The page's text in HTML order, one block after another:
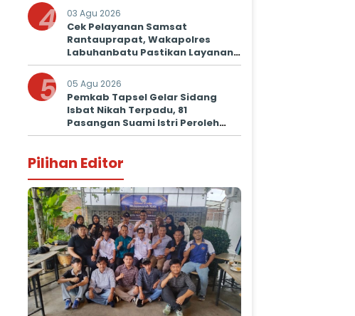
4 03 Agu 2026
Cek Pelayanan Samsat
Rantauprapat, Wakapolres
Labuhanbatu Pastikan Layanan
Prima untuk Masyarakat
5 05 Agu 2026
Pemkab Tapsel Gelar Sidang
Isbat Nikah Terpadu, 81
Pasangan Suami Istri Peroleh
Kepastian Hukum
Pilihan Editor